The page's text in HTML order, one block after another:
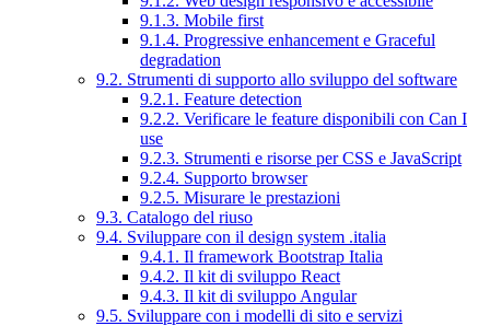
9.1.3. Mobile first
9.1.4. Progressive enhancement e Graceful
degradation
9.2. Strumenti di supporto allo sviluppo del software
9.2.1. Feature detection
9.2.2. Verificare le feature disponibili con Can I
use
9.2.3. Strumenti e risorse per CSS e JavaScript
9.2.4. Supporto browser
9.2.5. Misurare le prestazioni
9.3. Catalogo del riuso
9.4. Sviluppare con il design system .italia
9.4.1. Il framework Bootstrap Italia
9.4.2. Il kit di sviluppo React
9.4.3. Il kit di sviluppo Angular
9.5. Sviluppare con i modelli di sito e servizi